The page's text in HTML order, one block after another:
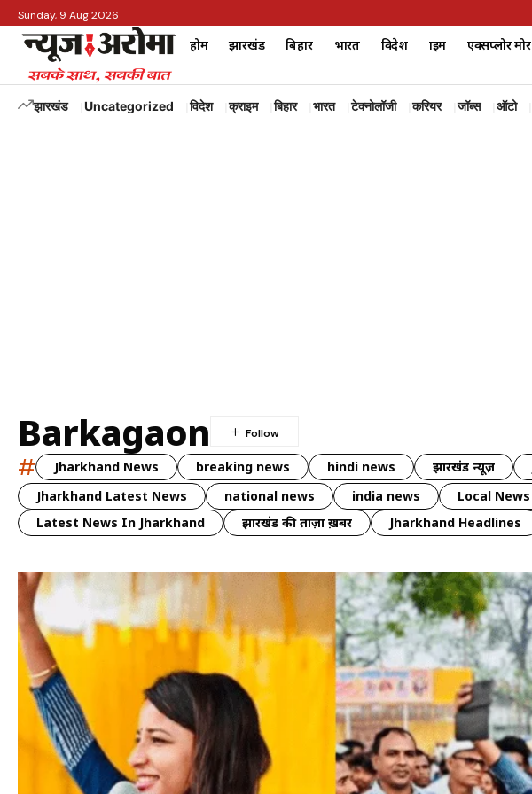
Sunday, 9 Aug 2026
होम झारखंड बिहार भारत विदेश क्राइम एक्सप्लोर मोर
झारखंड Uncategorized विदेश क्राइम बिहार भारत टेक्नोलॉजी करियर जॉब्स ऑटो
Barkagaon
# Jharkhand News breaking news hindi news झारखंड न्यूज़
Jharkhand Latest News
national news india news Local News
Latest News In Jharkhand
झारखंड की ताज़ा ख़बर Jharkhand Headlines